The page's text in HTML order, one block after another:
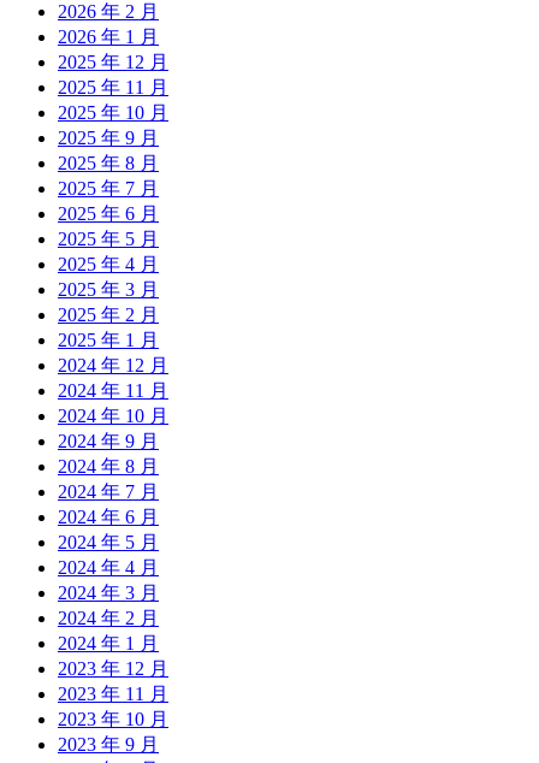
2026 年 2 月
2026 年 1 月
2025 年 12 月
2025 年 11 月
2025 年 10 月
2025 年 9 月
2025 年 8 月
2025 年 7 月
2025 年 6 月
2025 年 5 月
2025 年 4 月
2025 年 3 月
2025 年 2 月
2025 年 1 月
2024 年 12 月
2024 年 11 月
2024 年 10 月
2024 年 9 月
2024 年 8 月
2024 年 7 月
2024 年 6 月
2024 年 5 月
2024 年 4 月
2024 年 3 月
2024 年 2 月
2024 年 1 月
2023 年 12 月
2023 年 11 月
2023 年 10 月
2023 年 9 月